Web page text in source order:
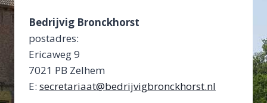
Bedrijvig Bronckhorst
postadres:
Ericaweg 9
7021 PB Zelhem
E: secretariaat@bedrijvigbronckhorst.nl